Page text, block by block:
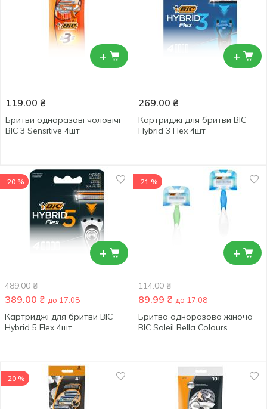
+
119.00 ₴
Бритви одноразові чоловічі
BIC 3 Sensitive 4шт
+
269.00 ₴
Картриджі для бритви BIC
Hybrid 3 Flex 4шт
+
-20 %
489.00 ₴
389.00 ₴ до 17.08
Картриджі для бритви BIC
Hybrid 5 Flex 4шт
+
-21 %
114.00 ₴
89.99 ₴ до 17.08
Бритва одноразова жіноча
BIC Soleil Bella Colours
-20 %